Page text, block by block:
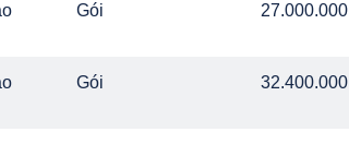
Gói 27.000.000
Gói 32.400.000